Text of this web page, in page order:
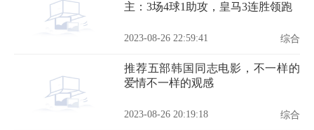
主：3场4球1助攻，皇马3连胜领跑
2023-08-26 22:59:41 综合
推荐五部韩国同志电影，不一样的
爱情不一样的观感
2023-08-26 20:19:18 综合